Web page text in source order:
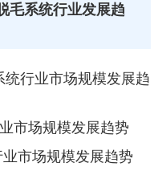
毛系统行业发展趋
统行业市场规模发展趋
市场规模发展趋势
业市场规模发展趋势